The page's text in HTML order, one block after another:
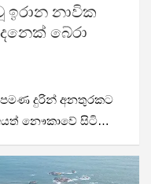
ඉරාන නාවික
බේරා
පමණ දුරින් අනතුරකට
නෞකාවේ සිටි…